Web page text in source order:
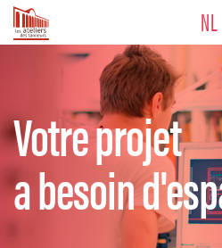
NL
Votre projet
a besoin